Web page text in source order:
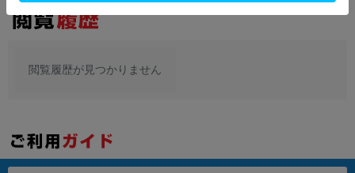
閲覧履歴が見つかりません